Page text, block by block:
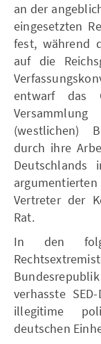
an der
eingesetzten
fest, während
auf die
entwarf das
(westlichen)
durch ihre
Vertreter der
Rat.
In den
verhasste
illegitime
deutschen